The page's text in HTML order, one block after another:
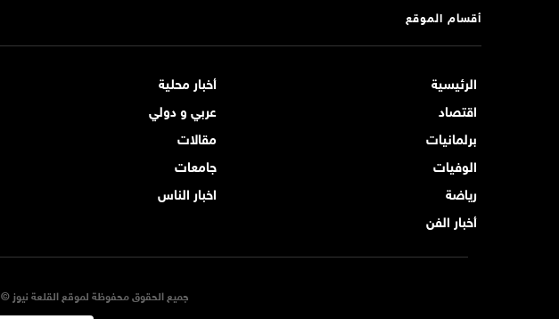
أقسام الموقع
الرئيسية
أخبار محلية
اقتصاد
عربي و دولي
برلمانيات
مقالات
الوفيات
جامعات
رياضة
اخبار الناس
أخبار الفن
جميع الحقوق محفوظة لموقع القلعة نيوز © 2021